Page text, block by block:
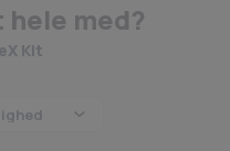
med?
Kit